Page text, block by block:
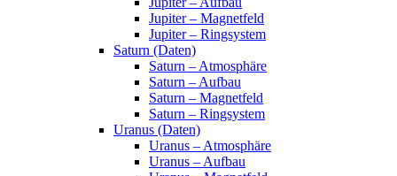
Jupiter – Magnetfeld
Jupiter – Ringsystem
Saturn (Daten)
Saturn – Atmosphäre
Saturn – Aufbau
Saturn – Magnetfeld
Saturn – Ringsystem
Uranus (Daten)
Uranus – Atmosphäre
Uranus – Aufbau